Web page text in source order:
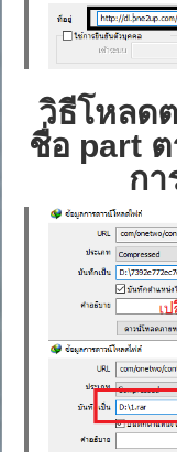
วิธีโหลด
ชื่อ part
กา